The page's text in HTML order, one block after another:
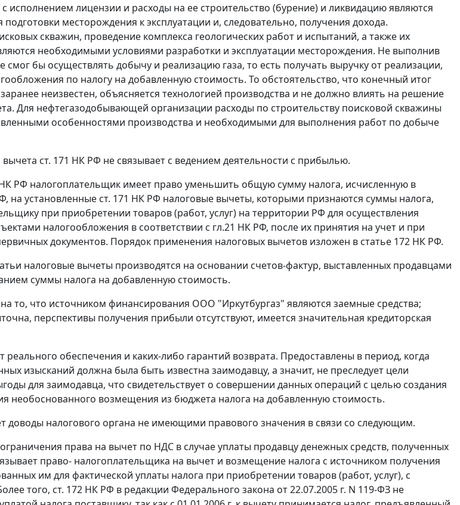
исполнением лицензии и расходы на ее строительство (бурение) и ликвидацию являются
месторождения к эксплуатации и, следовательно, получения дохода.
скважин, проведение комплекса геологических работ и испытаний, а также их
необходимыми условиями разработки и эксплуатации месторождения. Не выполнив
смог бы осуществлять добычу и реализацию газа, то есть получать выручку от реализации,
по налогу на добавленную стоимость. То обстоятельство, что конечный итог
неизвестен, объясняется технологией производства и не должно влиять на решение
Для нефтегазодобывающей организации расходы по строительству поисковой скважины
особенностями производства и необходимыми для выполнения работ по добыче
вычета ст. 171 НК РФ не связывает с ведением деятельности с прибылью.
РФ налогоплательщик имеет право уменьшить общую сумму налога, исчисленную в
на установленные ст. 171 НК РФ налоговые вычеты, которыми признаются суммы налога,
при приобретении товаров (работ, услуг) на территории РФ для осуществления
налогообложения в соответствии с гл.21 НК РФ, после их принятия на учет и при
документов. Порядок применения налоговых вычетов изложен в статье 172 НК РФ.
налоговые вычеты производятся на основании счетов-фактур, выставленных продавцами
суммы налога на добавленную стоимость.
то, что источником финансирования OOО "Иркутбургаз" являются заемные средства;
перспективы получения прибыли отсутствуют, имеется значительная кредиторская
обеспечения и каких-либо гарантий возврата. Предоставлены в период, когда
изысканий должна была быть известна заимодавцу, а значит, не преследует цели
для заимодавца, что свидетельствует о совершении данных операций с целью создания
необоснованного возмещения из бюджета налога на добавленную стоимость.
доводы налогового органа не имеющими правового значения в связи со следующим.
права на вычет по НДС в случае уплаты продавцу денежных средств, полученных
право- налогоплательщика на вычет и возмещение налога с источником получения
им для фактической уплаты налога при приобретении товаров (работ, услуг), с
того, ст. 172 НК РФ в редакции Федерального закона от 22.07.2005 г. N 119-ФЗ не